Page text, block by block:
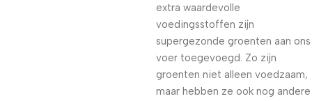
extra waardevolle
voedingsstoffen zijn
supergezonde groenten aan ons
voer toegevoegd. Zo zijn
groenten niet alleen voedzaam,
maar hebben ze ook nog andere